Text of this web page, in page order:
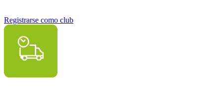
Registrarse como club